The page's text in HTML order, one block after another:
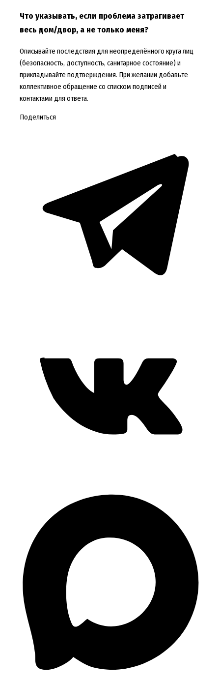
Что указывать, если проблема затрагивает
весь дом/двор, а не только меня?
Описывайте последствия для неопределённого круга лиц
(безопасность, доступность, санитарное состояние) и
прикладывайте подтверждения. При желании добавьте
коллективное обращение со списком подписей и
контактами для ответа.
Поделиться